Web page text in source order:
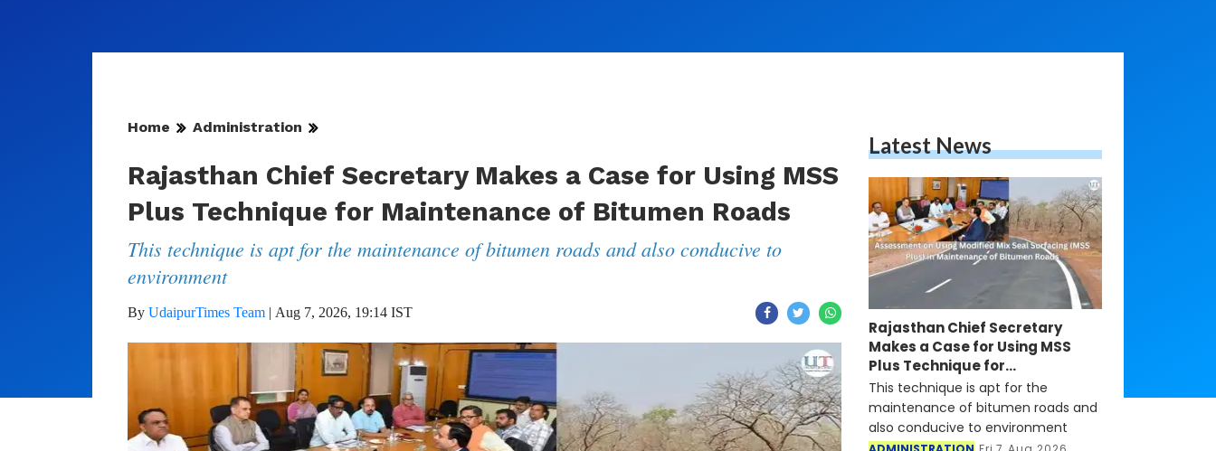
Home Administration
Rajasthan Chief Secretary Makes a Case for Using MSS
Plus Technique for Maintenance of Bitumen Roads
This technique is apt for the maintenance of bitumen roads and also conducive to
environment
By UdaipurTimes Team | Aug 7, 2026, 19:14 IST
Latest News
Rajasthan Chief Secretary
Makes a Case for Using MSS
Plus Technique for
Maintenance of Bitumen Roads
This technique is apt for the
maintenance of bitumen roads and
also conducive to environment